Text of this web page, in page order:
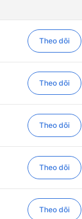
Theo dõi
Theo dõi
Theo dõi
Theo dõi
Theo dõi